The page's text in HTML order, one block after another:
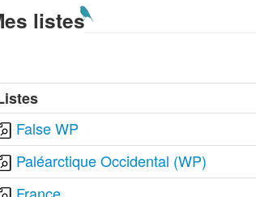
listes
False WP
Paléarctique Occidental (WP)